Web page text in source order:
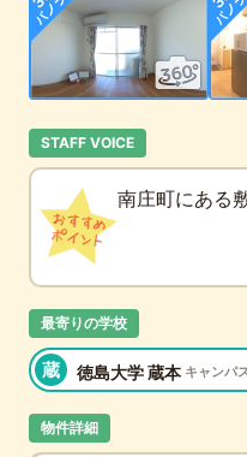
STAFF VOICE
南庄町にある
最寄りの学校
蔵 徳島大学 蔵本 キャンパ
物件詳細